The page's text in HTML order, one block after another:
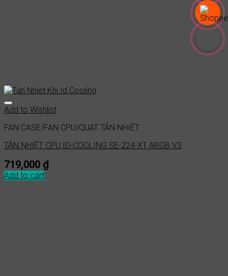
Add to Wishlist
FAN CASE/FAN CPU/QUẠT TẢN NHIỆT
TẢN NHIỆT CPU ID-COOLING SE-224-XT ARGB V3
719,000 ₫
Add to cart